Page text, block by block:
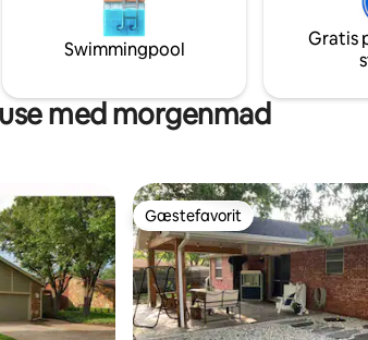
Nyd et fuldt udstyret køkken
vaskerum. Perfekt til
dag med eventyr.
Swimmingpool
Gratis
med morgenmad
Gæstefavorit
Gæstefavorit